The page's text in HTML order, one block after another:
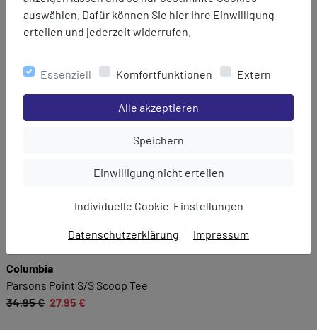
auswählen. Dafür können Sie hier Ihre Einwilligung
erteilen und jederzeit widerrufen.
Essenziell Komfortfunktionen Extern
Einstellungen speichern für die Gruppe
Alle akzeptieren
Einstellungen speichern für die
Speichern
Einstellungen speichern für die Gruppe
Einwilligung nicht erteilen
Individuelle Cookie-Einstellungen
Datenschutzerklärung Impressum
EINWILLIGUNG ZUR
DATENVERARBEITUNG
Hier finden Sie eine Übersicht über alle verwendeten
Columbia
Parsons Point S/S Scoop Tee
34,95 € 27,95 €